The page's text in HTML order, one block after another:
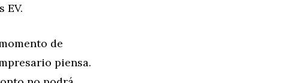
EV.
de
piensa.